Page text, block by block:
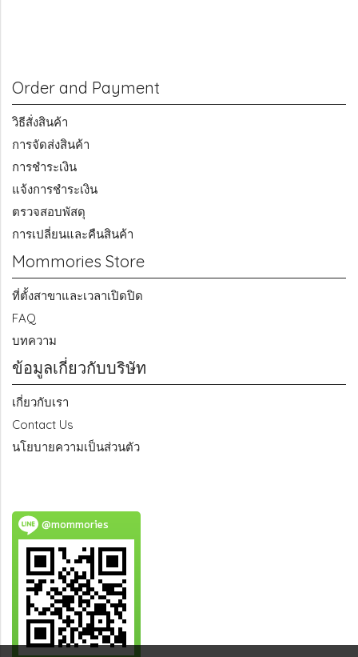
Order and Payment
วิธีสั่งสินค้า
การจัดส่งสินค้า
การชำระเงิน
แจ้งการชำระเงิน
ตรวจสอบพัสดุ
การเปลี่ยนและคืนสินค้า
Mommories Store
ที่ตั้งสาขาและเวลาเปิดปิด
FAQ
บทความ
ข้อมูลเกี่ยวกับบริษัท
เกี่ยวกับเรา
Contact Us
นโยบายความเป็นส่วนตัว
@mommories